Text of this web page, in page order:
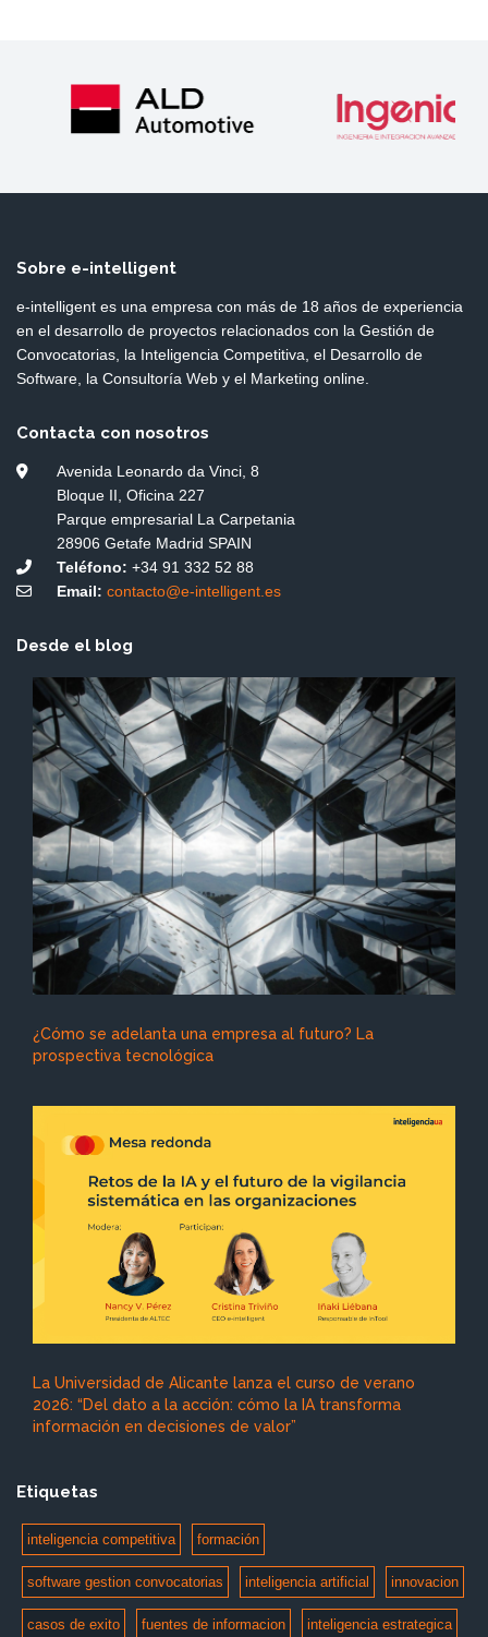
Sobre e-intelligent
e-intelligent es una empresa con más de 18 años de experiencia
en el desarrollo de proyectos relacionados con la Gestión de
Convocatorias, la Inteligencia Competitiva, el Desarrollo de
Software, la Consultoría Web y el Marketing online.
Contacta con nosotros
Avenida Leonardo da Vinci, 8
Bloque II, Oficina 227
Parque empresarial La Carpetania
28906 Getafe Madrid SPAIN
Teléfono: +34 91 332 52 88
Email: contacto@e-intelligent.es
Desde el blog
¿Cómo se adelanta una empresa al futuro? La
prospectiva tecnológica
La Universidad de Alicante lanza el curso de verano
2026: “Del dato a la acción: cómo la IA transforma
información en decisiones de valor”
Etiquetas
inteligencia competitiva formación
software gestion convocatorias inteligencia artificial innovacion
casos de exito fuentes de informacion inteligencia estrategica